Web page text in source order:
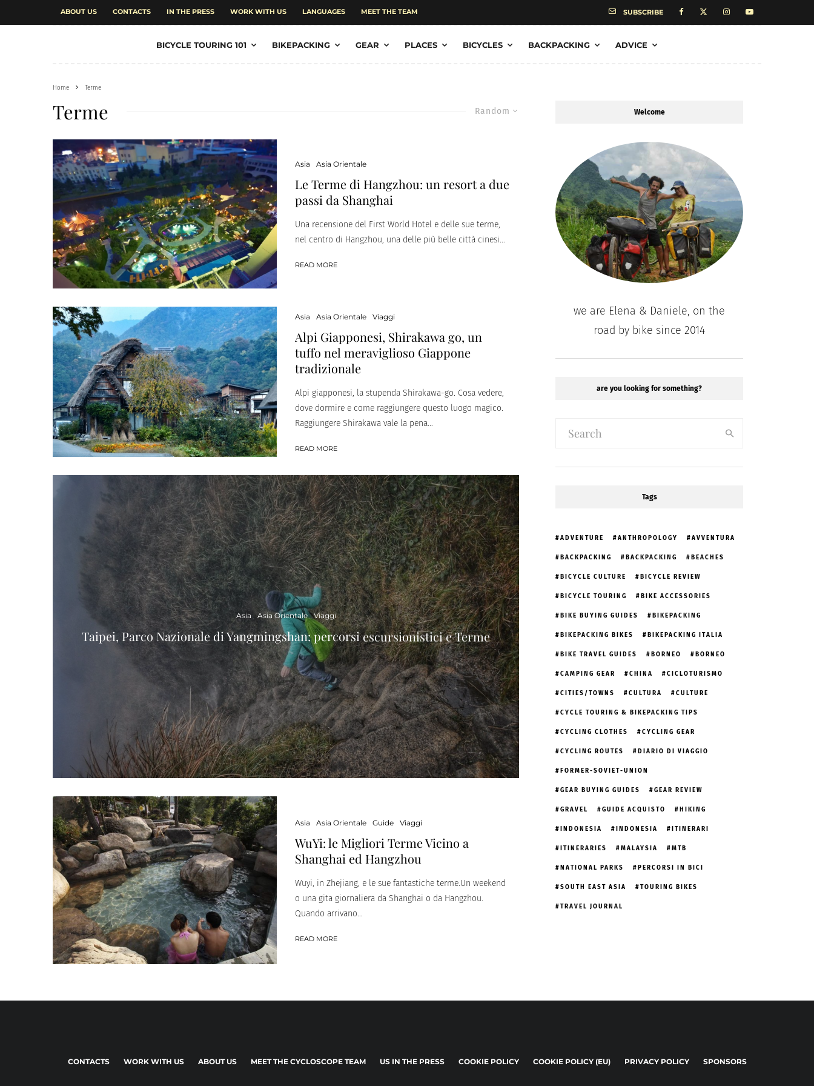
ABOUT US CONTACTS IN THE PRESS WORK WITH US LANGUAGES MEET THE TEAM SUBSCRIBE
BICYCLE TOURING 101 BIKEPACKING GEAR PLACES BICYCLES BACKPACKING ADVICE
Home Terme
Random
Terme
Asia Asia Orientale
Le Terme di Hangzhou: un resort a due
passi da Shanghai
Una recensione del First World Hotel e delle sue terme,
nel centro di Hangzhou, una delle più belle città cinesi...
READ MORE
Asia Asia Orientale Viaggi
Alpi Giapponesi, Shirakawa go, un
tuffo nel meraviglioso Giappone
tradizionale
Alpi giapponesi, la stupenda Shirakawa-go. Cosa vedere,
dove dormire e come raggiungere questo luogo magico.
Raggiungere Shirakawa vale la pena...
READ MORE
Asia Asia Orientale Viaggi
Taipei, Parco Nazionale di Yangmingshan: percorsi escursionistici e Terme
Asia Asia Orientale Guide Viaggi
WuYi: le Migliori Terme Vicino a
Shanghai ed Hangzhou
Wuyi, in Zhejiang, e le sue fantastiche terme.Un weekend
o una gita giornaliera da Shanghai o da Hangzhou.
Quando arrivano...
READ MORE
Welcome
we are Elena & Daniele, on the
road by bike since 2014
are you looking for something?
Tags
ADVENTURE ANTHROPOLOGY AVVENTURA
BACKPACKING BACKPACKING BEACHES
BICYCLE CULTURE BICYCLE REVIEW
BICYCLE TOURING BIKE ACCESSORIES
BIKE BUYING GUIDES BIKEPACKING
BIKEPACKING BIKES BIKEPACKING ITALIA
BIKE TRAVEL GUIDES BORNEO BORNEO
CAMPING GEAR CHINA CICLOTURISMO
CITIES/TOWNS CULTURA CULTURE
CYCLE TOURING & BIKEPACKING TIPS
CYCLING CLOTHES CYCLING GEAR
CYCLING ROUTES DIARIO DI VIAGGIO
FORMER-SOVIET-UNION
GEAR BUYING GUIDES GEAR REVIEW
GRAVEL GUIDE ACQUISTO HIKING
INDONESIA INDONESIA ITINERARI
ITINERARIES MALAYSIA MTB
NATIONAL PARKS PERCORSI IN BICI
SOUTH EAST ASIA TOURING BIKES
TRAVEL JOURNAL
CONTACTS WORK WITH US ABOUT US MEET THE CYCLOSCOPE TEAM US IN THE PRESS COOKIE POLICY COOKIE POLICY (EU) PRIVACY POLICY SPONSORS